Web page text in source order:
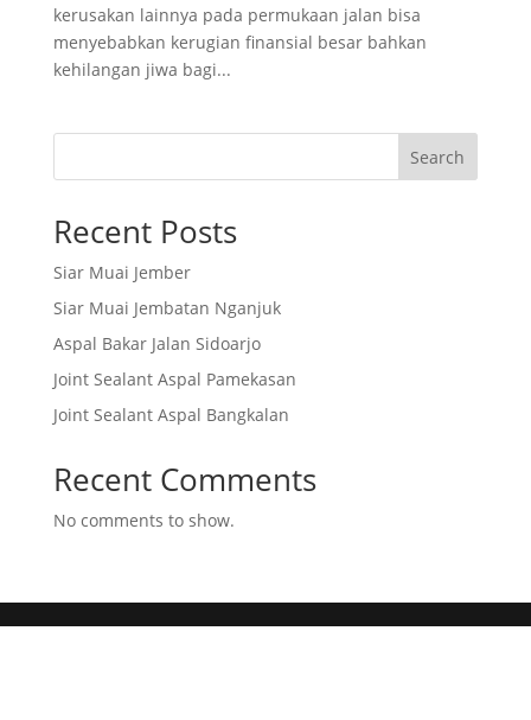
kerusakan lainnya pada permukaan jalan bisa
menyebabkan kerugian finansial besar bahkan
kehilangan jiwa bagi...
Search
Recent Posts
Siar Muai Jember
Siar Muai Jembatan Nganjuk
Aspal Bakar Jalan Sidoarjo
Joint Sealant Aspal Pamekasan
Joint Sealant Aspal Bangkalan
Recent Comments
No comments to show.